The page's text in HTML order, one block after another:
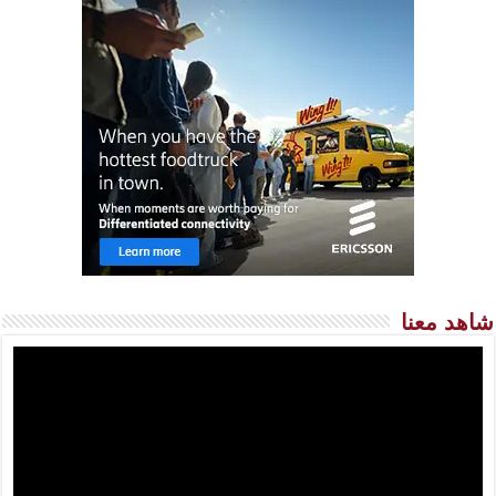
شاهد معنا